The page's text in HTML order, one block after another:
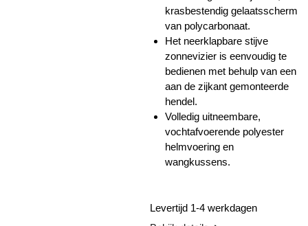
krasbestendig gelaatsscherm
van polycarbonaat.
Het neerklapbare stijve
zonnevizier is eenvoudig te
bedienen met behulp van een
aan de zijkant gemonteerde
hendel.
Volledig uitneembare,
vochtafvoerende polyester
helmvoering en
wangkussens.
Levertijd 1-4 werkdagen